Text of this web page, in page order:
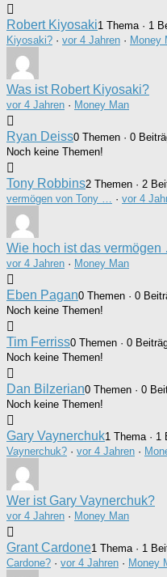
Robert Kiyosaki1 Thema · 1
Kiyosaki? · vor 4 Jahren · Money
Was ist Robert Kiyosaki?
vor 4 Jahren · Money Man
Ryan Deiss0 Themen · 0
Noch keine Themen!
Tony Robbins2 Themen · 2
vermögen von Tony …
· vor 4
Wie hoch ist das
vor 4 Jahren · Money Man
Eben Pagan0 Themen · 0
Noch keine Themen!
Tim Ferriss0 Themen · 0
Noch keine Themen!
Dan Bilzerian0 Themen · 0
Noch keine Themen!
Gary Vaynerchuk1 Thema · 1
Vaynerchuk? · vor 4 Jahren ·
Wer ist Gary Vaynerchuk?
vor 4 Jahren · Money Man
Grant Cardone1 Thema · 1
Cardone? · vor 4 Jahren · Money